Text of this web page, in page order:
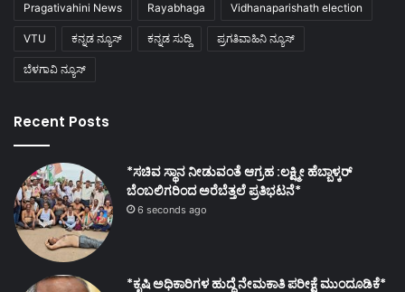
Pragativahini News Rayabhaga Vidhanaparishath election
VTU ಕನ್ನಡ ನ್ಯೂಸ್ ಕನ್ನಡ ಸುದ್ದಿ ಪ್ರಗತಿವಾಹಿನಿ ನ್ಯೂಸ್
ಬೆಳಗಾವಿ ನ್ಯೂಸ್
Recent Posts
*ಸಚಿವ ಸ್ಥಾನ ನೀಡುವಂತೆ ಆಗ್ರಹ :ಲಕ್ಷ್ಮೀ ಹೆಬ್ಬಾಳ್ಕರ್
ಬೆಂಬಲಿಗರಿಂದ ಅರೆಬೆತ್ತಲೆ ಪ್ರತಿಭಟನೆ*
6 seconds ago
*ಕೃಷಿ ಅಧಿಕಾರಿಗಳ ಹುದ್ದೆ ನೇಮಕಾತಿ ಪರೀಕ್ಷೆ ಮುಂದೂಡಿಕೆ*